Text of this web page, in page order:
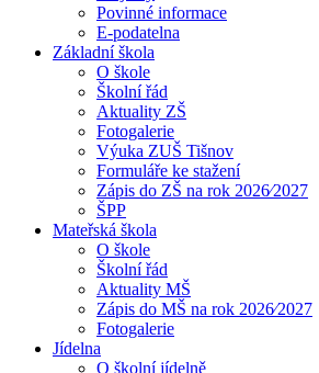
Povinné informace
E-podatelna
Základní škola
O škole
Školní řád
Aktuality ZŠ
Fotogalerie
Výuka ZUŠ Tišnov
Formuláře ke stažení
Zápis do ZŠ na rok 2026⁄2027
ŠPP
Mateřská škola
O škole
Školní řád
Aktuality MŠ
Zápis do MŠ na rok 2026⁄2027
Fotogalerie
Jídelna
O školní jídelně